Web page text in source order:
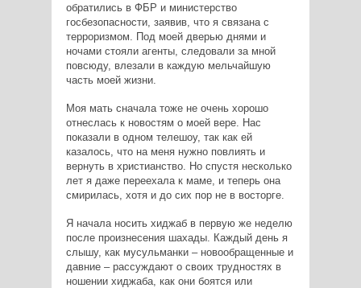
обратились в ФБР и министерство
госбезопасности, заявив, что я связана с
терроризмом. Под моей дверью днями и
ночами стояли агенты, следовали за мной
повсюду, влезали в каждую мельчайшую
часть моей жизни.
Моя мать сначала тоже не очень хорошо
отнеслась к новостям о моей вере. Нас
показали в одном телешоу, так как ей
казалось, что на меня нужно повлиять и
вернуть в христианство. Но спустя несколько
лет я даже переехала к маме, и теперь она
смирилась, хотя и до сих пор не в восторге.
Я начала носить хиджаб в первую же неделю
после произнесения шахады. Каждый день я
слышу, как мусульманки – новообращенные и
давние – рассуждают о своих трудностях в
ношении хиджаба, как они боятся или